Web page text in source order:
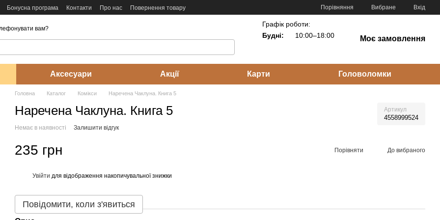
Бонусна програма Контакти Про нас
Повернення товару
Порівняння Вибране Вхід
вам?
Графік роботи:
Будні:
10:00–18:00 Моє замовлення
Аксесуари Акції Карти Головоломки
Головна Каталог Комікси Наречена Чаклуна. Книга 5
Наречена Чаклуна. Книга 5 Артикул
4558999524
Немає в наявності Залишити відгук
235 грн Порівняти До вибраного
Увійти для відображення накопичувальної знижки
Повідомити, коли з'явиться